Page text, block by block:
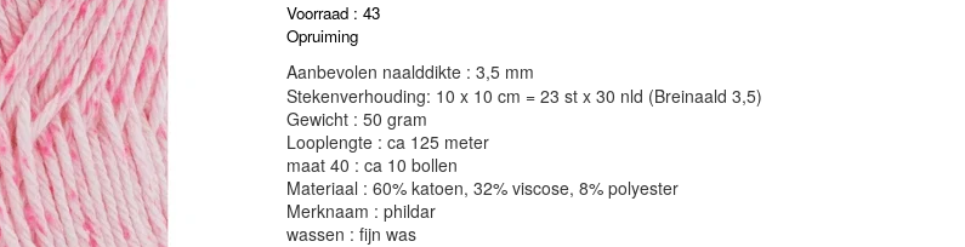
Voorraad : 43
Opruiming
Aanbevolen naalddikte : 3,5 mm
Stekenverhouding: 10 x 10 cm = 23 st x 30 nld (Breinaald 3,5)
Gewicht : 50 gram
Looplengte : ca 125 meter
maat 40 : ca 10 bollen
Materiaal : 60% katoen, 32% viscose, 8% polyester
Merknaam : phildar
wassen : fijn was